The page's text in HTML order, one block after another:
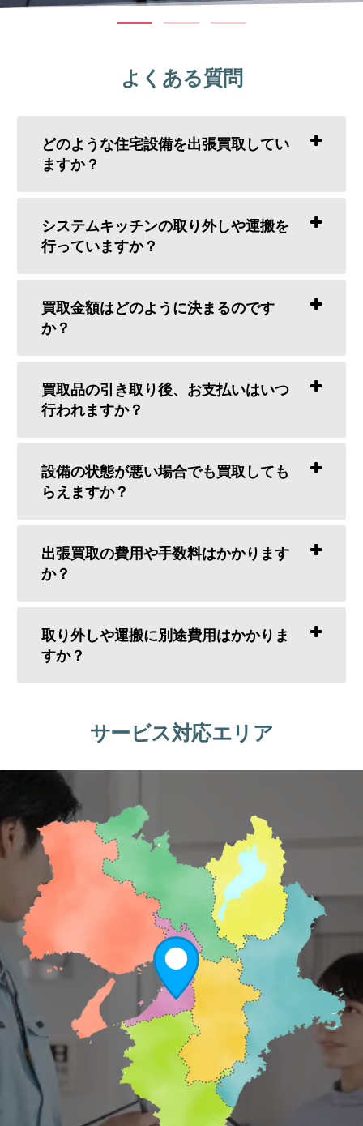
よくある質問
どのような住宅設備を出張買取してい
ますか？
システムキッチンの取り外しや運搬を
行っていますか？
買取金額はどのように決まるのです
か？
買取品の引き取り後、お支払いはいつ
行われますか？
設備の状態が悪い場合でも買取しても
らえますか？
出張買取の費用や手数料はかかります
か？
取り外しや運搬に別途費用はかかりま
すか？
サービス対応エリア